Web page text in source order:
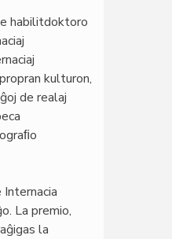
habilitdoktoro
kulturon,
de realaj
La premio,
la